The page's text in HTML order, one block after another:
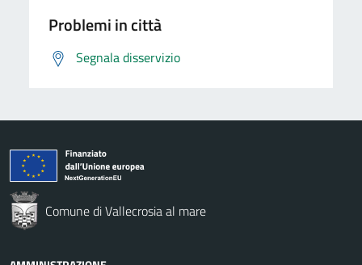
Problemi in città
Segnala disservizio
Comune di Vallecrosia al mare